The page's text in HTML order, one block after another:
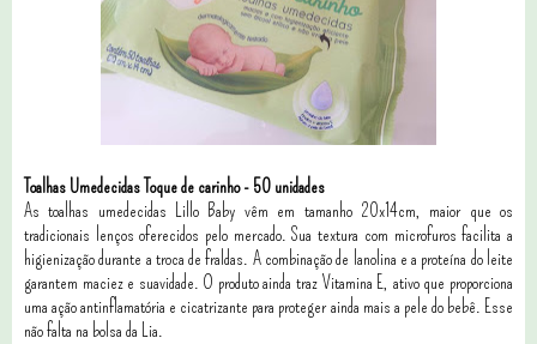
Toalhas Umedecidas Toque de carinho - 50 unidades
As toalhas umedecidas Lillo Baby vêm em tamanho 20x14cm, maior que os
tradicionais lenços oferecidos pelo mercado. Sua textura com microfuros facilita a
higienização durante a troca de fraldas. A combinação de lanolina e a proteína do leite
garantem maciez e suavidade. O produto ainda traz Vitamina E, ativo que proporciona
uma ação antinflamatória e cicatrizante para proteger ainda mais a pele do bebê. Esse
não falta na bolsa da Lia.